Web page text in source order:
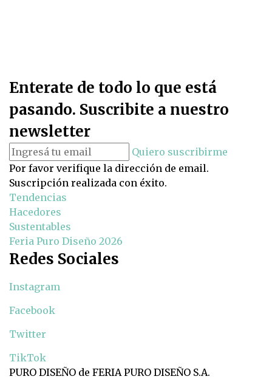
Enterate de todo lo que está
pasando. Suscribite a nuestro
newsletter
Quiero suscribirme
Por favor verifique la dirección de email.
Suscripción realizada con éxito.
Tendencias
Hacedores
Sustentables
Feria Puro Diseño 2026
Redes Sociales
Instagram
Facebook
Twitter
TikTok
PURO DISEÑO de FERIA PURO DISEÑO S.A.